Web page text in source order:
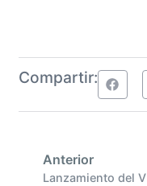
Compartir:
Anterior
Lanzamiento del V